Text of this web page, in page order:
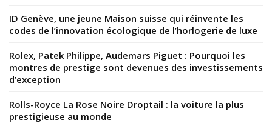
ID Genève, une jeune Maison suisse qui réinvente les
codes de l’innovation écologique de l’horlogerie de luxe
Rolex, Patek Philippe, Audemars Piguet : Pourquoi les
montres de prestige sont devenues des investissements
d’exception
Rolls-Royce La Rose Noire Droptail : la voiture la plus
prestigieuse au monde